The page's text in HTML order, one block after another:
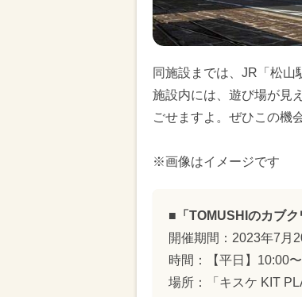
同施設までは、JR「松山
施設内には、遊び場が見
ごせますよ。ぜひこの機
※画像はイメージです
■「TOMUSHIのカブ
開催期間：2023年7月
時間：【平日】10:00
場所：「キスケ KIT